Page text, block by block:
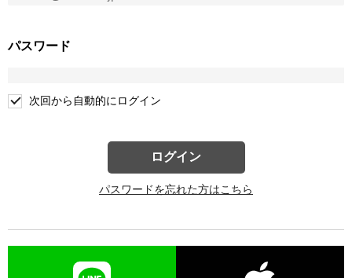
パスワード
次回から自動的にログイン
ログイン
パスワードを忘れた方はこちら